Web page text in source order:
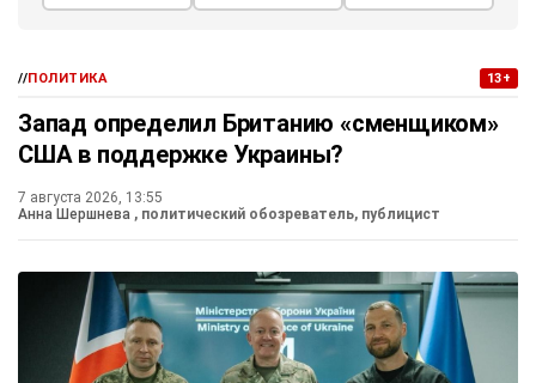
//ПОЛИТИКА 13+
Запад определил Британию «сменщиком»
США в поддержке Украины?
7 августа 2026, 13:55
Анна Шершнева , политический обозреватель, публицист